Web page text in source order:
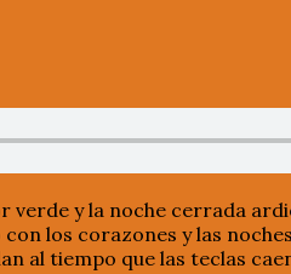
verde y la noche cerrada
los corazones y las
al tiempo que las teclas